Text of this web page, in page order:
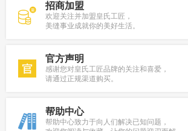
招商加盟
欢迎关注并加盟皇氏工匠，
美缝事业成就你的美好生活。
官方声明
感谢您对皇氏工匠品牌的关注和喜爱，
请通过正规渠道购买。
帮助中心
帮助中心致力于向人们解决已知问题，